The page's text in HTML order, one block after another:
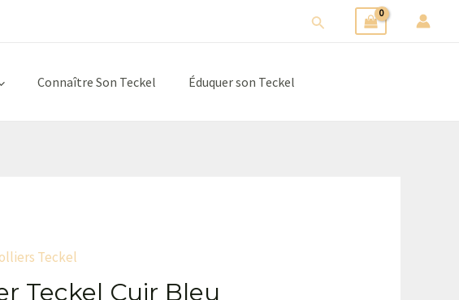
Rechercher
Connaître Son Teckel Éduquer son Teckel
Teckel
Teckel Cuir Bleu